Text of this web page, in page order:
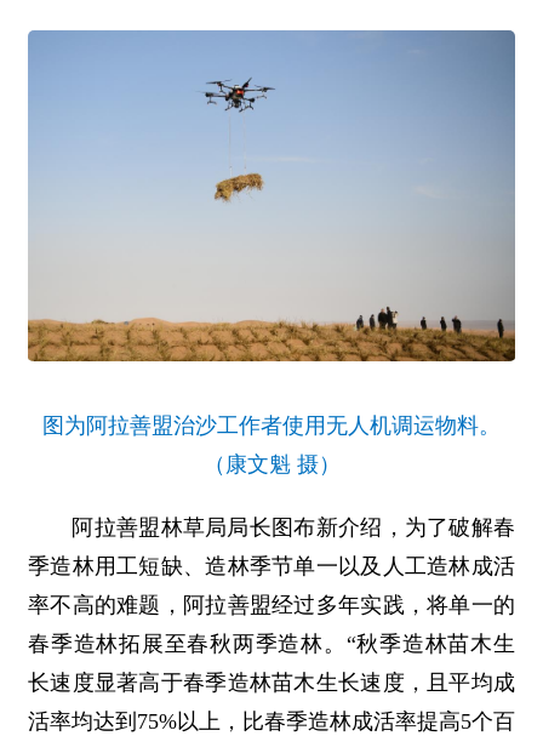
图为阿拉善盟治沙工作者使用无人机调运物料。
（康文魁 摄）
阿拉善盟林草局局长图布新介绍，为了破解春
季造林用工短缺、造林季节单一以及人工造林成活
率不高的难题，阿拉善盟经过多年实践，将单一的
春季造林拓展至春秋两季造林。“秋季造林苗木生
长速度显著高于春季造林苗木生长速度，且平均成
活率均达到75%以上，比春季造林成活率提高5个百